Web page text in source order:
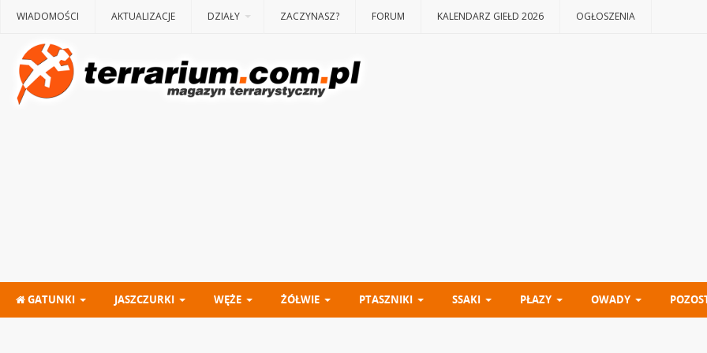
WIADOMOŚCI AKTUALIZACJE DZIAŁY ZACZYNASZ? FORUM KALENDARZ GIEŁD 2026 OGŁOSZENIA
GATUNKI JASZCZURKI WĘŻE ŻÓŁWIE PTASZNIKI SSAKI PŁAZY OWADY